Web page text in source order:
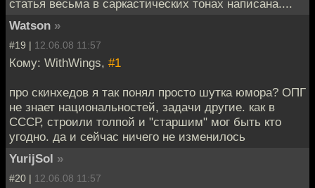
статья весьма в саркастических тонах написана....
Watson »
#19 | 12.06.08 11:57
Кому: WithWings, #1
про скинхедов я так понял просто шутка юмора? ОПГ
не знает национальностей, задачи другие. как в
СССР, строили толпой и "старшим" мог быть кто
угодно. да и сейчас ничего не изменилось
YurijSol »
#20 | 12.06.08 11:57